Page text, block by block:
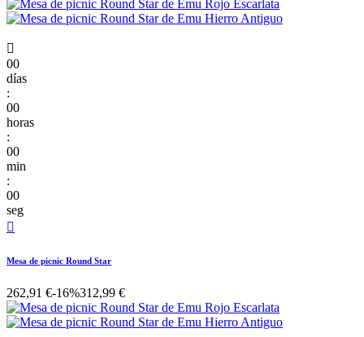

00
días
:
00
horas
:
00
min
:
00
seg

Mesa de picnic Round Star
262,91 €-16%312,99 €